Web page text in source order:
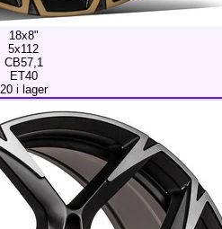
18x8"
5x112
CB57,1
ET40
20 i lager